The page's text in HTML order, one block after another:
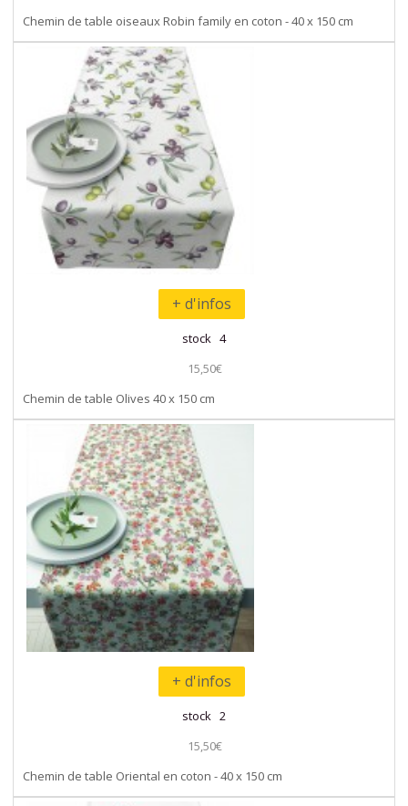
Chemin de table oiseaux Robin family en coton - 40 x 150 cm
+ d'infos
stock 4
15,50€
Chemin de table Olives 40 x 150 cm
+ d'infos
stock 2
15,50€
Chemin de table Oriental en coton - 40 x 150 cm